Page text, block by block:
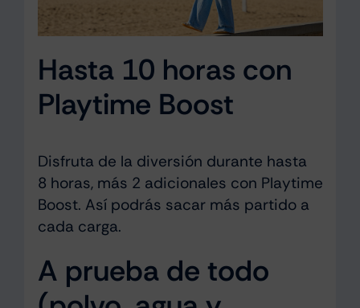
Hasta 10 horas con
Playtime Boost
Disfruta de la diversión durante hasta
8 horas, más 2 adicionales con Playtime
Boost. Así podrás sacar más partido a
cada carga.
A prueba de todo